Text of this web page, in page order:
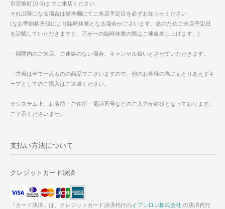
市宮前町10-5)までご来店ください
それ以降になる場合は備考欄にてご来店予定日を必ずお知らせください
(なお季節柄天候により臨時休業となる場合がございます。念のためご来店予定日
を記載していただきますと、万が一の臨時休業の際はご連絡差し上げます。)
・期間内のご来店、ご連絡のない場合、キャンセル扱いとさせていただきます。
・古着は全て一点ものの商品でございますので、他のお客様の為にもとりあえずキ
ープとしてのご購入はご遠慮ください。
※システム上、お名前・ご住所・電話番号などのご入力が必須となっております。
ご了承くださいませ。
支払い方法について
クレジットカード決済
『カード決済』は、クレジットカード決済代行のイプシロン株式会社 の決済代行